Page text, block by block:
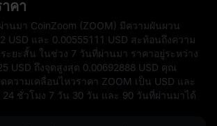
คา
านมา CoinZoom (ZOOM) มีความผันผวน
USD และ 0.00555111 USD สะท้อนถึงความ
ะยะสั้น ในช่วง 7 วันที่ผ่านมา ราคาอยู่ระหว่าง
USD ถึงจุดสูงสุด 0.00692888 USD คุณ
ความเคลื่อนไหวราคา ZOOM เป็น USD และ
ชั่วโมง 7 วัน 30 วัน และ 90 วันที่ผ่านมาได้